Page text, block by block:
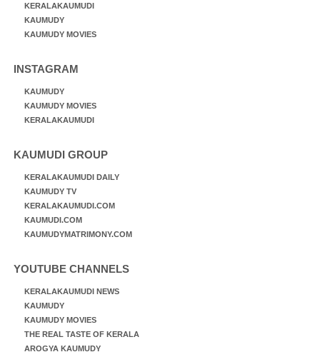
KERALAKAUMUDI
KAUMUDY
KAUMUDY MOVIES
INSTAGRAM
KAUMUDY
KAUMUDY MOVIES
KERALAKAUMUDI
KAUMUDI GROUP
KERALAKAUMUDI DAILY
KAUMUDY TV
KERALAKAUMUDI.COM
KAUMUDI.COM
KAUMUDYMATRIMONY.COM
YOUTUBE CHANNELS
KERALAKAUMUDI NEWS
KAUMUDY
KAUMUDY MOVIES
THE REAL TASTE OF KERALA
AROGYA KAUMUDY